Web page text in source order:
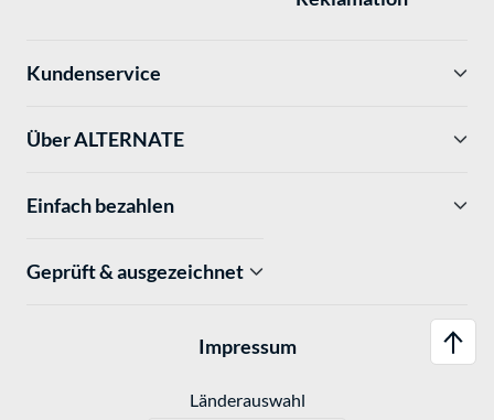
Kundenservice
Über ALTERNATE
Einfach bezahlen
Geprüft & ausgezeichnet
Impressum
Länderauswahl